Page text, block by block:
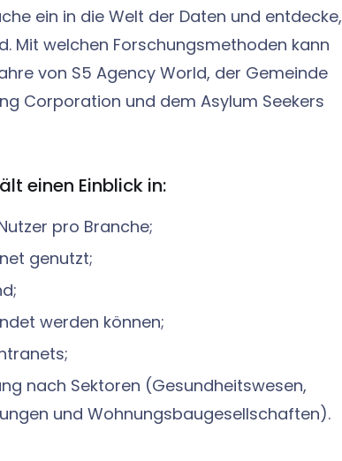
ein in die Welt der Daten und entdecke,
Mit welchen Forschungsmethoden kann
von S5 Agency World, der Gemeinde
Corporation und dem Asylum Seekers
einen Einblick in:
pro Branche;
genutzt;
werden können;
nach Sektoren (Gesundheitswesen,
und Wohnungsbaugesellschaften).